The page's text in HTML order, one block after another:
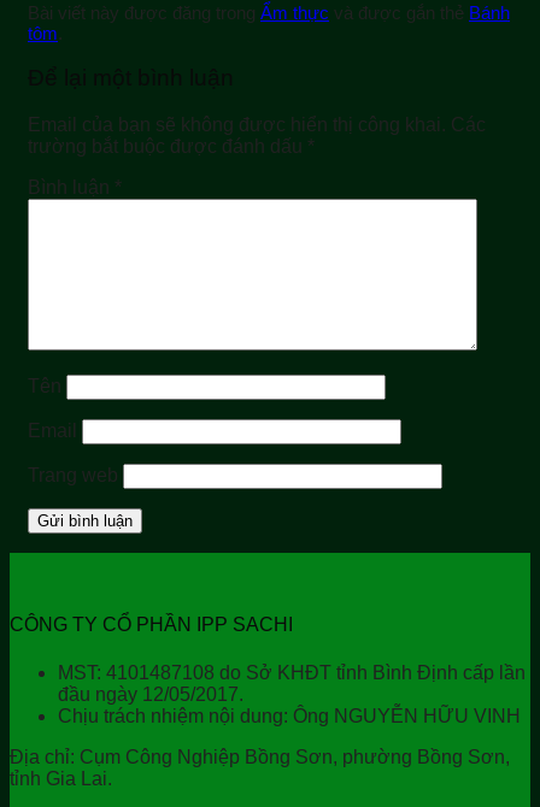
Bài viết này được đăng trong Ẩm thực và được gắn thẻ Bánh
tôm.
Để lại một bình luận
Email của bạn sẽ không được hiển thị công khai. Các
trường bắt buộc được đánh dấu *
Bình luận *
Tên
Email
Trang web
CÔNG TY CỔ PHẦN IPP SACHI
MST: 4101487108 do Sở KHĐT tỉnh Bình Định cấp lần
đầu ngày 12/05/2017.
Chịu trách nhiệm nội dung: Ông NGUYỄN HỮU VINH
Địa chỉ: Cụm Công Nghiệp Bồng Sơn, phường Bồng Sơn,
tỉnh Gia Lai.